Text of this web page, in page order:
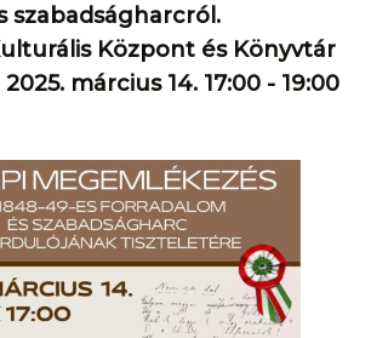
szabadságharcról.
Központ és Könyvtár
március 14. 17:00 - 19:00